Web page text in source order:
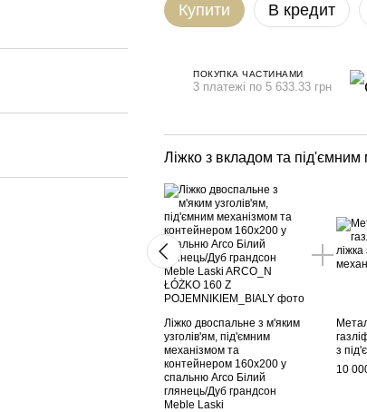
Купити В кредит
ПОКУПКА ЧАСТИНАМИ
3 платежі по 5 633.33 грн
Ліжко з вкладом та під'ємним
Ліжко двоспальне з м'яким
узголів'ям, під'ємним
механізмом та
контейнером 160х200 у
спальню Arco Білий
глянець/Дуб грандсон
Meble Laski
з
10